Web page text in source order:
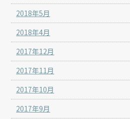
2018年5月
2018年4月
2017年12月
2017年11月
2017年10月
2017年9月